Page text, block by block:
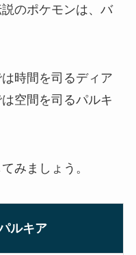
のポケモンは、バ
時間を司るディア
空間を司るパルキ
みましょう。
ルキア